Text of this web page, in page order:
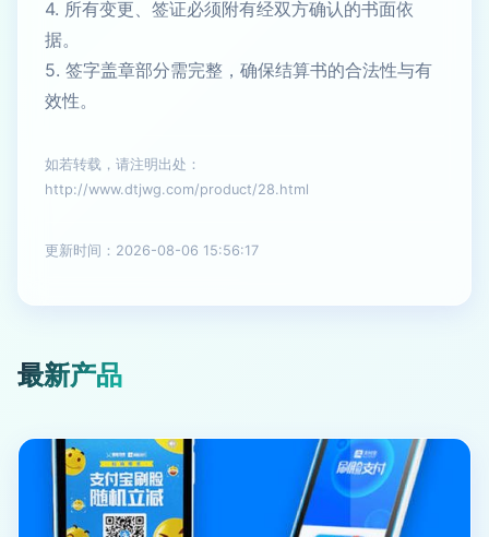
4. 所有变更、签证必须附有经双方确认的书面依
据。
5. 签字盖章部分需完整，确保结算书的合法性与有
效性。
如若转载，请注明出处：
http://www.dtjwg.com/product/28.html
更新时间：2026-08-06 15:56:17
最新产品